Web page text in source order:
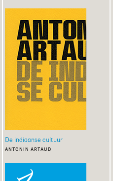
De indiaanse cultuur
antonin artaud